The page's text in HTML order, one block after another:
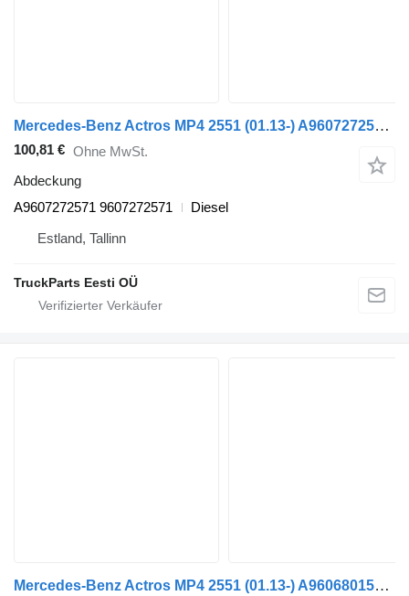
Mercedes-Benz Actros MP4 2551 (01.13-) A9607272571 Abdeckung für Mercedes-Benz Actros MP4 Antos Arocs (2012-) LKW
100,81 € Ohne MwSt.
Abdeckung
A9607272571 9607272571
Diesel
Estland, Tallinn
TruckParts Eesti OÜ
Mercedes-Benz Actros MP4 2551 (01.13-) A9606801580 Abdeckung für Mercedes-Benz Actros MP4 Antos Arocs (2012-) LKW